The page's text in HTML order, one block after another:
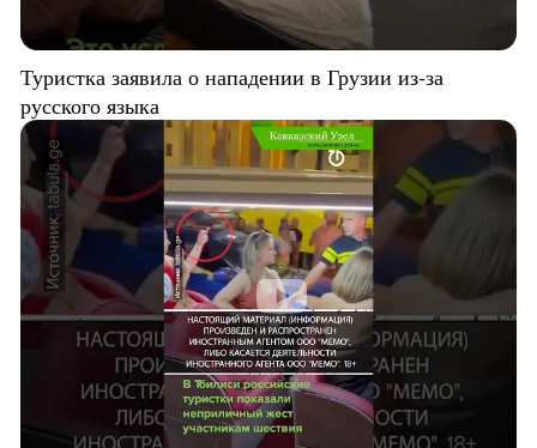
Туристка заявила о нападении в Грузии из-за
русского языка